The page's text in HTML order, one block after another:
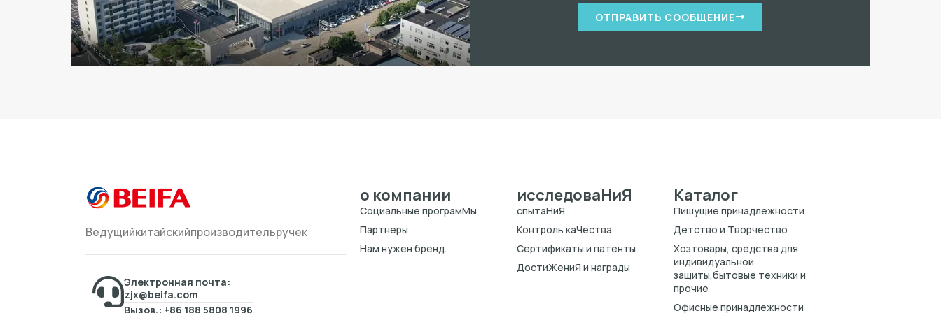
ОТПРАВИТЬ СООБЩЕНИЕ
Ведущийкитайскийпроизводительручек
Электронная почта:
zjx@beifa.com
Вызов.: +86 188 5808 1996
о компании
Cоциальные програмMы
Партнеры
Нам нужен бренд.
исследоваHиЯ
спытаHиЯ
Kонтроль каЧества
Cертификаты и патенты
ДостиЖениЯ и награды
Каталог
Пишущие принадлежности
Детство и Творчество
Хозтовары, средства для
индивидуальной
защиты,бытовые техники и
прочие
Офисные принадлежности